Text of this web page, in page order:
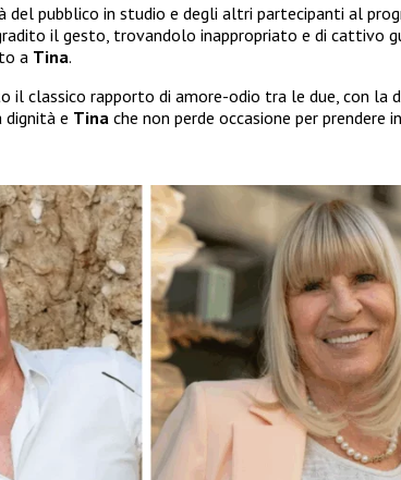
del pubblico in studio e degli altri partecipanti al
il gesto, trovandolo inappropriato e di cattivo
a Tina.
classico rapporto di amore-odio tra le due, con la
dignità e Tina che non perde occasione per prendere